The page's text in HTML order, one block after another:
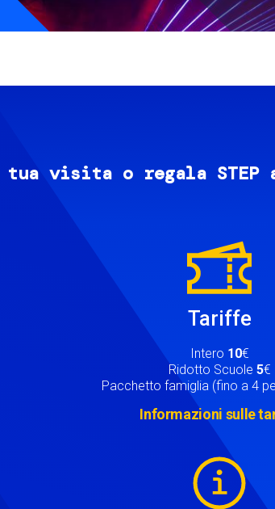
visita o regala STEP
Tariffe
Intero 10€
Ridotto Scuole 5€
Pacchetto famiglia (fino a 4
Informazioni sulle